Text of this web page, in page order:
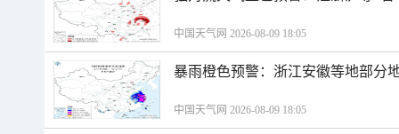
中国天气网 2026-08-09 18:05
暴雨橙色预警：浙江安徽等地部分
中国天气网 2026-08-09 18:05